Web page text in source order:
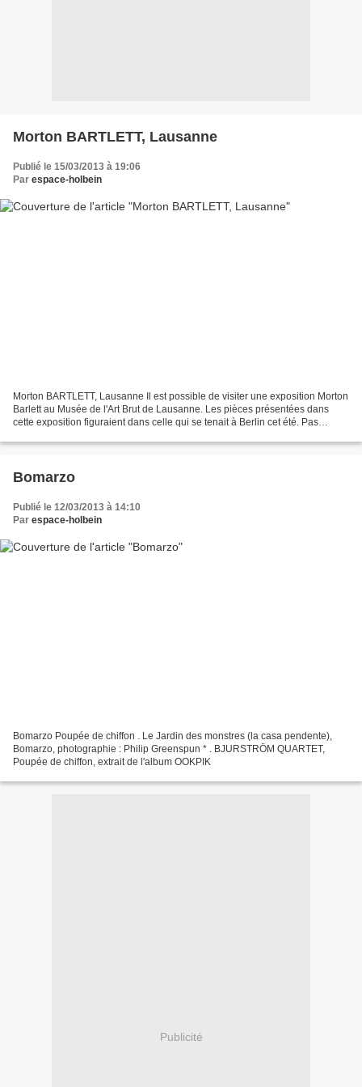
Morton BARTLETT, Lausanne
Publié le 15/03/2013 à 19:06
Par espace-holbein
Morton BARTLETT, Lausanne Il est possible de visiter une exposition Morton
Barlett au Musée de l'Art Brut de Lausanne. Les pièces présentées dans
cette exposition figuraient dans celle qui se tenait à Berlin cet été. Pas
Bomarzo
Publié le 12/03/2013 à 14:10
Par espace-holbein
Bomarzo Poupée de chiffon . Le Jardin des monstres (la casa pendente),
Bomarzo, photographie : Philip Greenspun * . BJURSTRÖM QUARTET,
Poupée de chiffon, extrait de l'album OOKPIK
Publicité